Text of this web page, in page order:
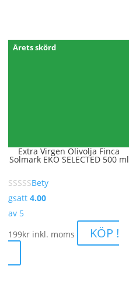
Årets skörd
Extra Virgen Olivolja Finca
Solmark EKO SELECTED 500 ml
Bety
gsatt 4.00
av 5
199kr inkl. moms KÖP !